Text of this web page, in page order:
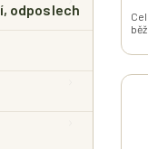
odposlech